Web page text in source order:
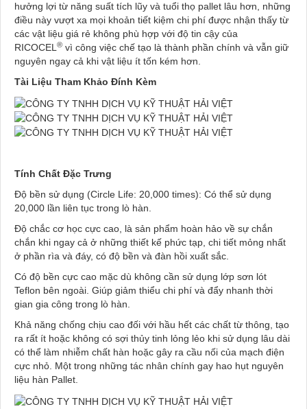
hưởng lợi từ năng suất tích lũy và tuổi thọ pallet lâu hơn, những
điều này vượt xa mọi khoản tiết kiệm chi phí được nhận thấy từ
các vật liệu giá rẻ không phù hợp với độ tin cậy của
RICOCEL® vì công việc chế tạo là thành phần chính và vẫn giữ
nguyên ngay cả khi vật liệu ít tốn kém hơn.
Tài Liệu Tham Khảo Đính Kèm
Tính Chất Đặc Trưng
Độ bền sử dụng (Circle Life: 20,000 times): Có thể sử dụng
20,000 lần liên tục trong lò hàn.
Độ chắc cơ học cực cao, là sản phẩm hoàn hảo về sự chắn
chắn khi ngay cả ở những thiết kế phức tạp, chi tiết mỏng nhất
ở phần rìa và đáy, có độ bền và đàn hồi xuất sắc.
Có độ bền cực cao mặc dù không cần sử dụng lớp sơn lót
Teflon bên ngoài. Giúp giảm thiểu chi phí và đẩy nhanh thời
gian gia công trong lò hàn.
Khả năng chống chịu cao đối với hầu hết các chất từ thông, tạo
ra rất ít hoặc không có sợi thủy tinh lỏng lẻo khi sử dụng lâu dài
có thể làm nhiễm chất hàn hoặc gây ra cầu nối của mạch điện
cực nhỏ. Một trong những tác nhân chính gay hao hụt nguyên
liệu hàn Pallet.